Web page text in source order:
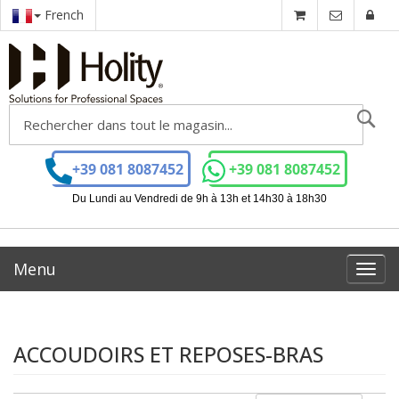
French
+39 081 8087452 +39 081 8087452
Du Lundi au Vendredi de 9h à 13h et 14h30 à 18h30
Menu
ACCOUDOIRS ET REPOSES-BRAS